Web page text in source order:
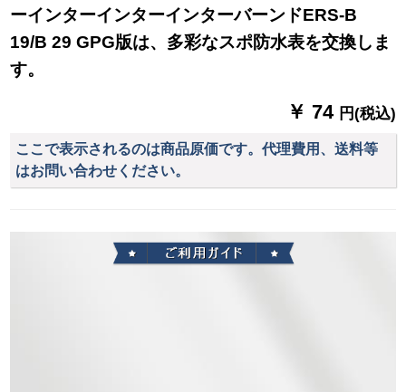
ーインターインターインターバーンドERS-B
19/B 29 GPG版は、多彩なスポ防水表を交換しま
す。
￥ 74 円(税込)
ここで表示されるのは商品原価です。代理費用、送料等
はお問い合わせください。